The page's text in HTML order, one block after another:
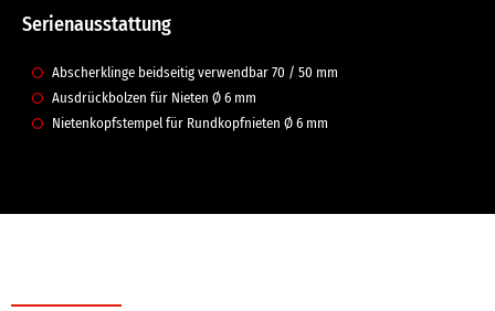
Serienausstattung
Abscherklinge beidseitig verwendbar 70 / 50 mm
Ausdrückbolzen für Nieten Ø 6 mm
Nietenkopfstempel für Rundkopfnieten Ø 6 mm